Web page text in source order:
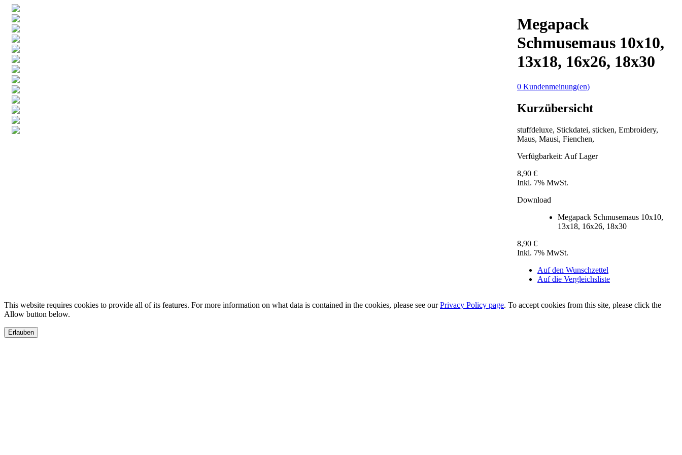
Megapack
Schmusemaus 10x10,
13x18, 16x26, 18x30
0 Kundenmeinung(en)
Kurzübersicht
stuffdeluxe, Stickdatei, sticken, Embroidery,
Maus, Mausi, Fienchen,
Verfügbarkeit: Auf Lager
8,90 €
Inkl. 7% MwSt.
Download
Megapack Schmusemaus 10x10,
13x18, 16x26, 18x30
8,90 €
Inkl. 7% MwSt.
Auf den Wunschzettel
Auf die Vergleichsliste
This website requires cookies to provide all of its features. For more information on what data is contained in the cookies, please see ourPrivacy Policy page. To accept cookies from this site, please click the
Allow button below.
Erlauben